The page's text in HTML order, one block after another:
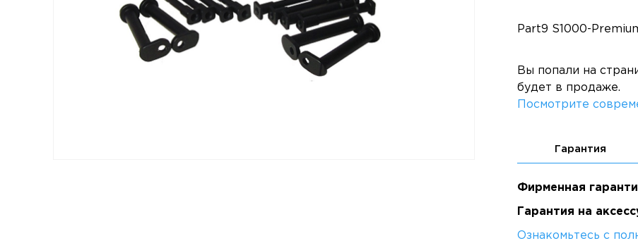
Part9 S1000-
Вы попали на
будет в продаже.
Посмотрите
Гарантия
Фирменная
Гарантия на
Ознакомьтесь с